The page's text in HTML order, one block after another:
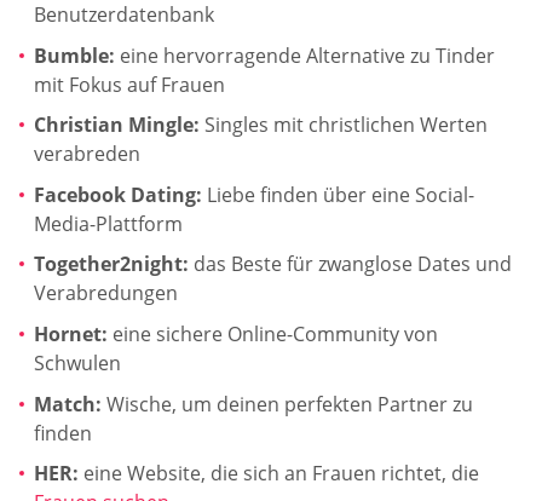
Benutzerdatenbank
Bumble: eine hervorragende Alternative zu Tinder
mit Fokus auf Frauen
Christian Mingle: Singles mit christlichen Werten
verabreden
Facebook Dating: Liebe finden über eine Social-
Media-Plattform
Together2night: das Beste für zwanglose Dates und
Verabredungen
Hornet: eine sichere Online-Community von
Schwulen
Match: Wische, um deinen perfekten Partner zu
finden
HER: eine Website, die sich an Frauen richtet, die